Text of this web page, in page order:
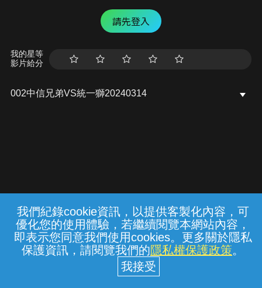
我們紀錄cookie資訊，以提供客製化內容，可
優化您的使用體驗，若繼續閱覽本網站內容，
即表示您同意我們使用cookies。更多關於隱私
保護資訊，請閱覽我們的隱私權保護政策。
請先登入
我的星等
影片給分
002中信兄弟VS統一獅20240314
常見問題 線上客服 服務條款 隱私權保護
中華電信股份有限公司個人家庭分公司
(統一編號：96979949) © 2026
{{notifyMsg}}